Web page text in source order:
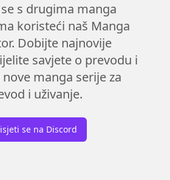
s drugima manga
koristeći naš Manga
Dobijte najnovije
savjete o prevodu i
manga serije za
i uživanje.
se na Discord